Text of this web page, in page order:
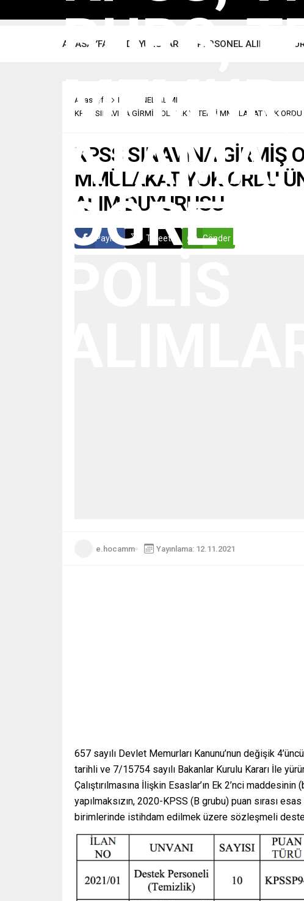
ANASAYFA DUYURULAR PERSONEL ALIMI
Anasayfa
PERSONEL ALIMI
KPSS SINAVINA GİRMİŞ OLMAK YETERLİ MMÜLAKAT YOK
KPSS SINAVINA GİRMİŞ
MMÜLAKAT YOK ORDU
ALIM DUYURUSU
Paylaş Tweetle Gönder
e.hocamm Yayınlama: 12.11.2021
657 sayılı Devlet Memurları Kanunu’nun değişik
tarihli ve 7/15754 sayılı Bakanlar Kurulu Kararı İle
Çalıştırılmasına İlişkin Esaslar’ın Ek 2’nci
yapılmaksızın, 2020-KPSS (B grubu) puan sırası
birimlerinde istihdam edilmek üzere sözleşmeli